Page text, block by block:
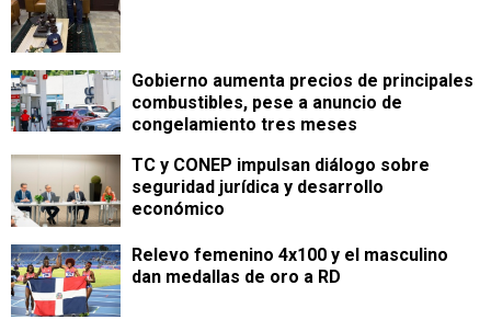
Gobierno aumenta precios de principales
combustibles, pese a anuncio de
congelamiento tres meses
TC y CONEP impulsan diálogo sobre
seguridad jurídica y desarrollo
económico
Relevo femenino 4x100 y el masculino
dan medallas de oro a RD